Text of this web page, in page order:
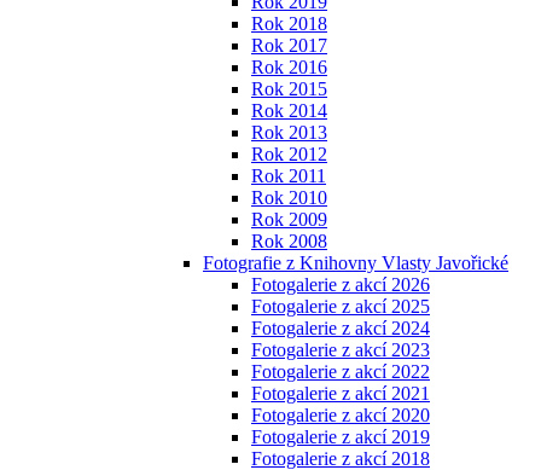
Rok 2018
Rok 2017
Rok 2016
Rok 2015
Rok 2014
Rok 2013
Rok 2012
Rok 2011
Rok 2010
Rok 2009
Rok 2008
Fotografie z Knihovny Vlasty Javořické
Fotogalerie z akcí 2026
Fotogalerie z akcí 2025
Fotogalerie z akcí 2024
Fotogalerie z akcí 2023
Fotogalerie z akcí 2022
Fotogalerie z akcí 2021
Fotogalerie z akcí 2020
Fotogalerie z akcí 2019
Fotogalerie z akcí 2018